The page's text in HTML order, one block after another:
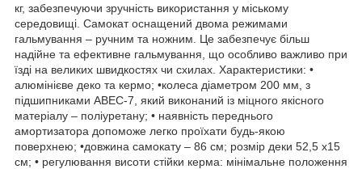
кг, забезпечуючи зручність використання у міському
середовищі. Самокат оснащений двома режимами
гальмування – ручним та ножним. Це забезпечує більш
надійне та ефективне гальмування, що особливо важливо при
їзді на великих швидкостях чи схилах. Характеристики: •
алюмінієве деко та кермо; •колеса діаметром 200 мм, з
підшипниками ABEC-7, який виконаний із міцного якісного
матеріалу – поліуретану; • наявність переднього
амортизатора допоможе легко проїхати будь-якою
поверхнею; •довжина самокату – 86 см; розмір деки 52,5 х15
см; • регулювання висоти стійки керма: мінімальне положення